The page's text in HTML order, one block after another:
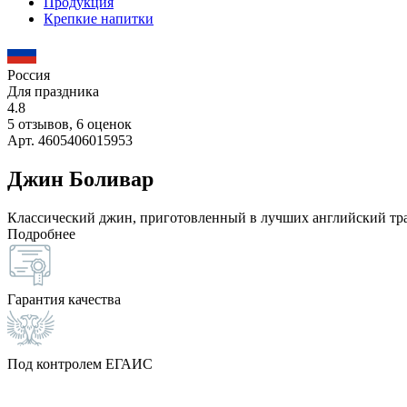
Крепкие напитки
Россия
Для праздника
4.8
5 отзывов, 6 оценок
Арт. 4605406015953
Джин Боливар
Классический джин, приготовленный в лучших английский
Подробнее
Гарантия качества
Под контролем ЕГАИС